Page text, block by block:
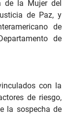
de la Mujer del
de Paz, y
de
de
con la
de riesgo,
la sospecha de